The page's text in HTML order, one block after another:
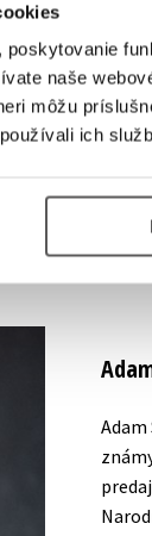
poskytovanie
naše
môžu
ich
hodnotenie
Prihlásiť